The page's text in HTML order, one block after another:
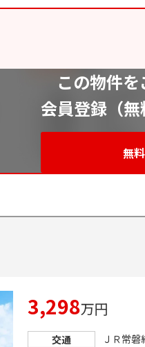
この物件を
会員登録（無
無
3,298万円
交通 ＪＲ常